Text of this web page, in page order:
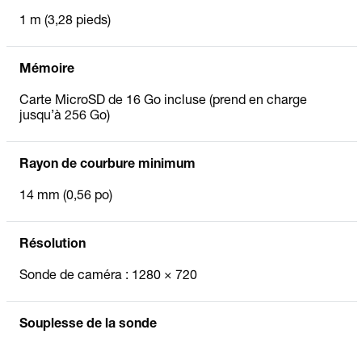
1 m (3,28 pieds)
Mémoire
Carte MicroSD de 16 Go incluse (prend en charge
jusqu’à 256 Go)
Rayon de courbure minimum
14 mm (0,56 po)
Résolution
Sonde de caméra : 1280 × 720
Souplesse de la sonde